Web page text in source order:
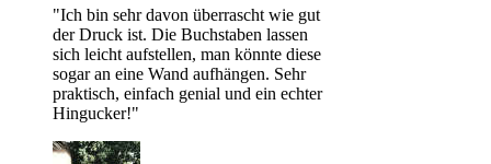
"Ich bin sehr davon überrascht wie gut
der Druck ist. Die Buchstaben lassen
sich leicht aufstellen, man könnte diese
sogar an eine Wand aufhängen. Sehr
praktisch, einfach genial und ein echter
Hingucker!"